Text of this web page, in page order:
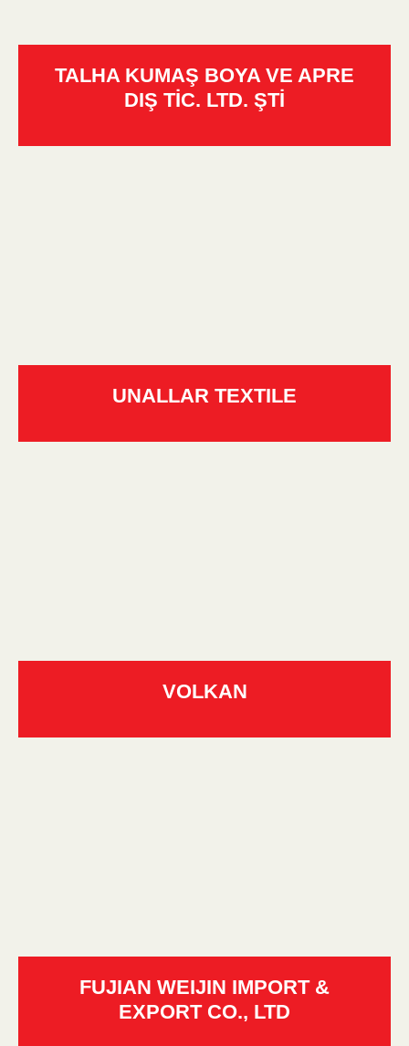
TALHA KUMAŞ BOYA VE APRE
DIŞ TİC. LTD. ŞTİ
UNALLAR TEXTILE
VOLKAN
FUJIAN WEIJIN IMPORT &
EXPORT CO., LTD